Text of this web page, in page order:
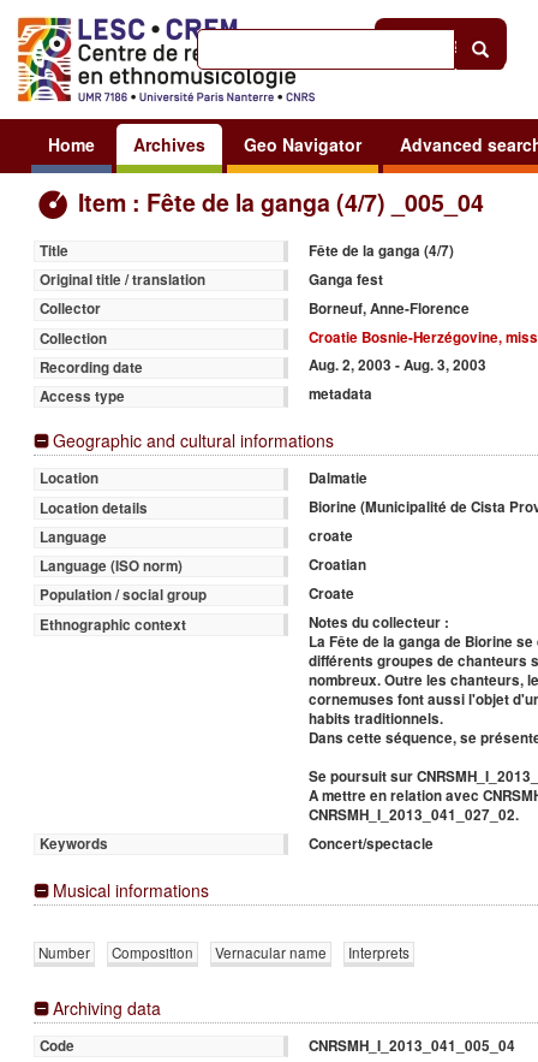
Sign in
Home Archives Geo Navigator Advanced
Item : Fête de la ganga (4/7) _005_04
Title
Fête de la ganga (4/7)
Original title / translation
Ganga fest
Collector
Borneuf, Anne-Florence
Collection
Croatie Bosnie-Herzégovine,
Recording date
Aug. 2, 2003 - Aug. 3, 2003
Access type
metadata
Geographic and cultural informations
Location
Dalmatie
Location details
Biorine (Municipalité de Cista
Language
croate
Language (ISO norm)
Croatian
Population / social group
Croate
Ethnographic context
Notes du collecteur :
La Fête de la ganga de Biorine
différents groupes de chanteurs
nombreux. Outre les chanteurs,
cornemuses font aussi l'objet
habits traditionnels.
Dans cette séquence, se
Se poursuit sur
A mettre en relation avec
CNRSMH_I_2013_041_027_02.
Keywords
Concert/spectacle
Musical informations
Number Composition Vernacular name Interprets
Archiving data
Code
CNRSMH_I_2013_041_005_04